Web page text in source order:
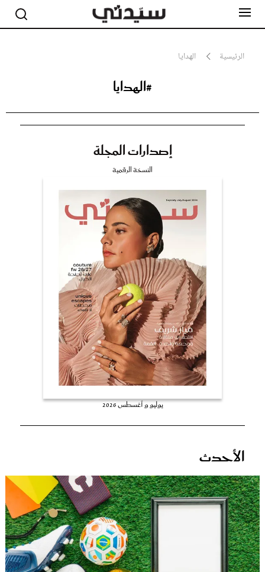
الرئيسية الهدايا
#الهدايا
إصدارات المجلة
النسخة الرقمية
يوليو و أغسطس 2026
الأحدث
جمال
صحة ورشاقة
عروس سيدتي
غلاف رفمي